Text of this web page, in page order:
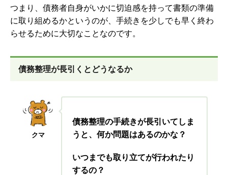
つまり、債務者自身がいかに切迫感を持って書類の準備
に取り組めるかというのが、手続きを少しでも早く終わ
らせるために大切なことなのです。
債務整理が長引くとどうなるか
クマ
債務整理の手続きが長引いてしま
うと、何か問題はあるのかな？
いつまでも取り立てが行われたり
するの？